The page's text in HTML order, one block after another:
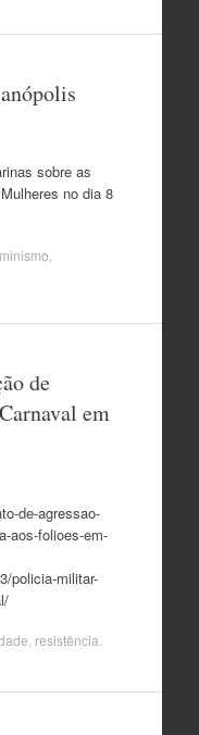
sobre as
no dia 8
de
em
de-agressao-
aos-folioes-em-
policia-militar-
resistência